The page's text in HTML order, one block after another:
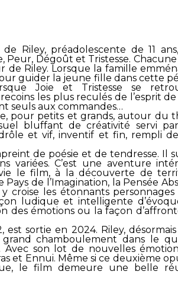
Riley, préadolescente de 11
Peur, Dégoût et Tristesse. Chacune
de Riley. Lorsque la famille
guider la jeune fille dans cette
Joie et Tristesse se
les plus reculés de l’esprit de
seuls aux commandes…
pour petits et grands, autour du
bluffant de créativité servi
et vif, inventif et fin, rempli
de poésie et de tendresse. Il
variées. C’est une aventure
le film, à la découverte de
de l’Imagination, la Pensée
croise les étonnants
ludique et intelligente
des émotions ou la façon
, est sortie en 2024. Riley,
chamboulement dans le
son lot de nouvelles
et Ennui. Même si ce deuxième
le film demeure une belle